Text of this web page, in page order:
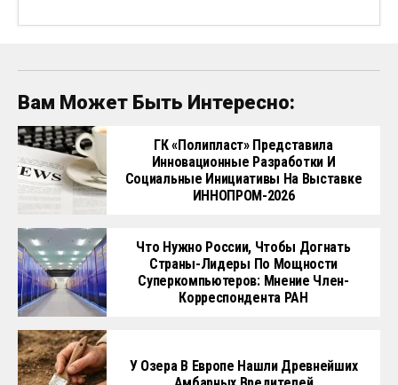
Вам Может Быть Интересно:
ГК «Полипласт» Представила
Инновационные Разработки И
Социальные Инициативы На Выставке
ИННОПРОМ-2026
Что Нужно России, Чтобы Догнать
Страны-Лидеры По Мощности
Суперкомпьютеров: Мнение Член-
Корреспондента РАН
У Озера В Европе Нашли Древнейших